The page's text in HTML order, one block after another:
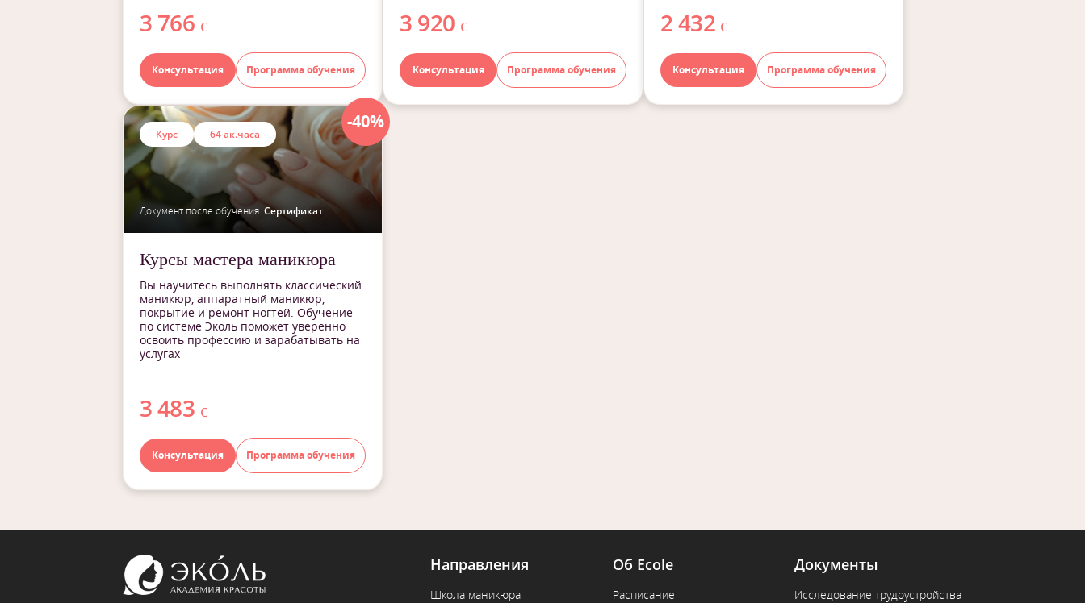
3 766 с
Консультация Программа обучения
3 920 с
Консультация Программа обучения
2 432 с
Консультация Программа обучения
-40%
Курс 64 ак.часа
Документ после обучения: Сертификат
Курсы мастера маникюра
Вы научитесь выполнять классический
маникюр, аппаратный маникюр,
покрытие и ремонт ногтей. Обучение
по системе Эколь поможет уверенно
освоить профессию и зарабатывать на
услугах
3 483 с
Консультация Программа обучения
Направления
Школа маникюра
Об Ecole
Расписание
Документы
Исследование трудоустройства